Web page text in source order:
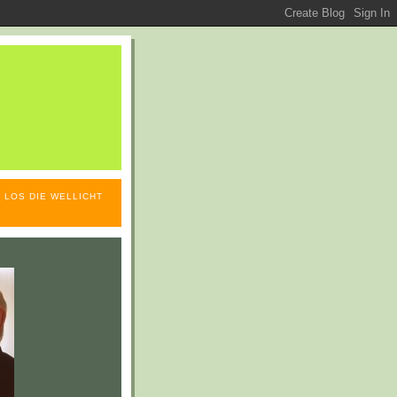
LOS DIE WELLICHT